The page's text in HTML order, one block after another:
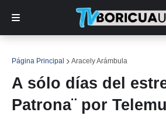
Página Principal Aracely Arámbula
A sólo días del
Patrona¨ por